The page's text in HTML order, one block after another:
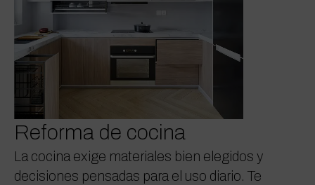
Reforma de cocina
La cocina exige materiales bien elegidos y
decisiones pensadas para el uso diario. Te